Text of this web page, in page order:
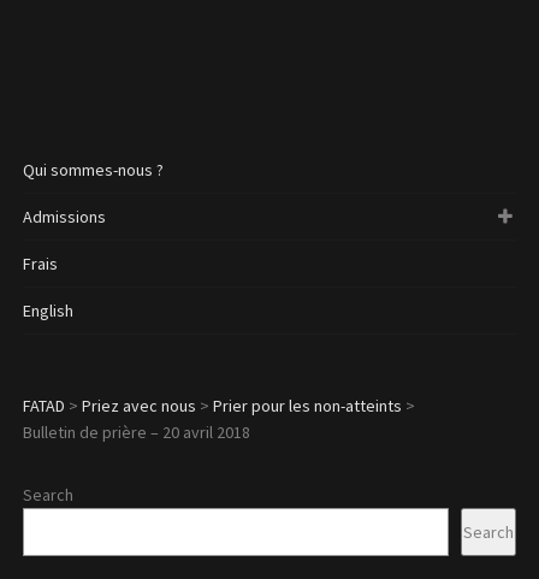
Qui sommes-nous ?
Admissions
Frais
English
FATAD > Priez avec nous > Prier pour les non-atteints >
Bulletin de prière – 20 avril 2018
Search
Search